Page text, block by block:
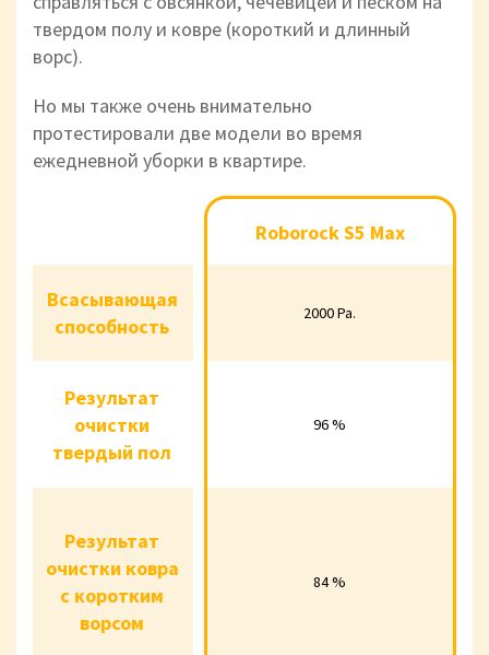
твердом полу и ковре (короткий и длинный
ворс).
Но мы также очень внимательно
протестировали две модели во время
ежедневной уборки в квартире.
Roborock S5 Max Roborock S6
Всасывающая
способность
2000 Pa.
Результат
очистки
твердый пол
очистки
ковра с
коротким
Roborock S5 Max
2000 Pa.
96 %
84 %
Всасывающая
способность
Результат
очистки
твердый пол
Результат
очистки ковра
с коротким
ворсом